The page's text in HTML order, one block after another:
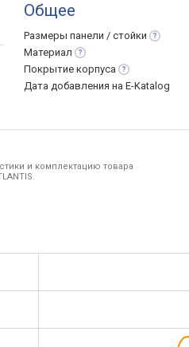
Общее
Размеры панели / стойки
Материал
Покрытие корпуса
Дата добавления на E-Katalog
и комплектацию товара